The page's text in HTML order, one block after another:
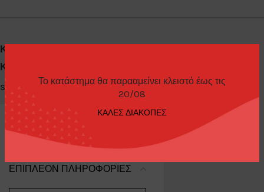
Το κατάστημα θα παρααμείνει κλειστό έως τις
20/08
ΚΑΛΕΣ ΔΙΑΚΟΠΕΣ
Κωδικός προϊόντος:
Κατηγορίες:
Share:
ΕΠΙΠΛΈΟΝ ΠΛΗΡΟΦΟΡΊΕΣ